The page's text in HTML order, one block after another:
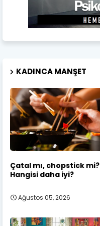
KADINCA MANŞET
Çatal mı, chopstick mi?
Hangisi daha iyi?
Ağustos 05, 2026